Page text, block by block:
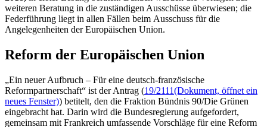
weiteren Beratung in die zuständigen Ausschüsse überwiesen; die
Federführung liegt in allen Fällen beim Ausschuss für die
Angelegenheiten der Europäischen Union.
Reform der Europäischen Union
„Ein neuer Aufbruch – Für eine deutsch-französische
Reformpartnerschaft“ ist der Antrag (19/2111(Dokument, öffnet ein
neues Fenster)) betitelt, den die Fraktion Bündnis 90/Die Grünen
eingebracht hat. Darin wird die Bundesregierung aufgefordert,
gemeinsam mit Frankreich umfassende Vorschläge für eine Reform